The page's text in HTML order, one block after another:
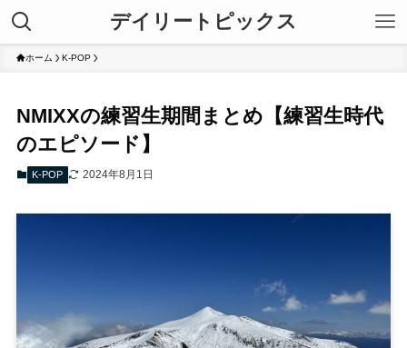
デイリートピックス
ホーム K-POP
NMIXXの練習生期間まとめ【練習生時代
のエピソード】
K-POP 2024年8月1日